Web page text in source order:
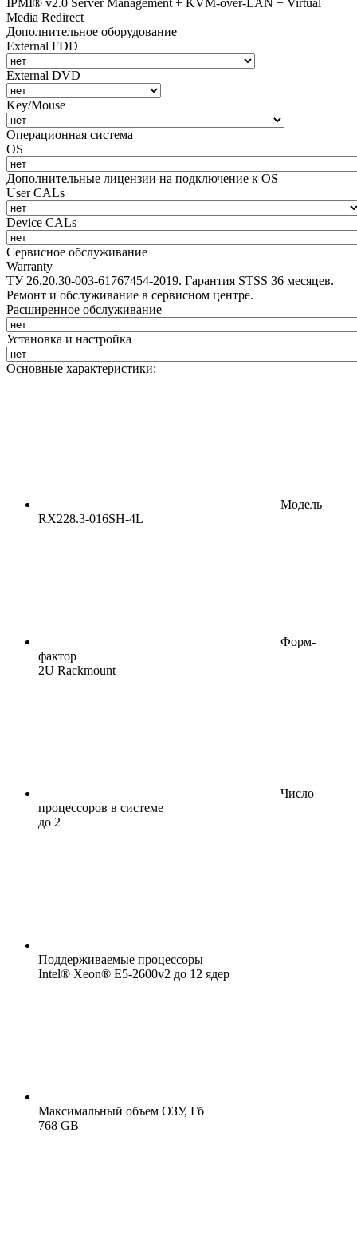
Media Redirect
Дополнительное оборудование
External FDD
External DVD
Key/Mouse
Операционная система
OS
Дополнительные лицензии на подключение к OS
User CALs
Device CALs
Сервисное обслуживание
Warranty
ТУ 26.20.30-003-61767454-2019. Гарантия STSS 36 месяцев.
Ремонт и обслуживание в сервисном центре.
Расширенное обслуживание
Установка и настройка
Основные характеристики:
Модель
RX228.3-016SH-4L
Форм-
фактор
2U Rackmount
Число
процессоров в системе
до 2
Поддерживаемые процессоры
Intel® Xeon® E5-2600v2 до 12 ядер
Максимальный объем ОЗУ, Гб
768 GB